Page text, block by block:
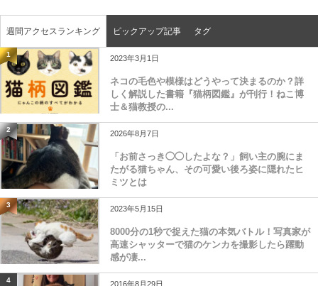
週間アクセスランキング ピックアップ記事 タグ
1 2023年3月1日
ネコの毛色や模様はどうやって決まるのか？詳
しく解説した書籍『猫柄図鑑』が刊行！ねこ博
士＆猫教授の...
2 2026年8月7日
「お前さっき◯◯したよな？」飼い主の腕にま
たがる猫ちゃん、その可愛い後ろ姿に隠れたヒ
ミツとは
3 2023年5月15日
8000分の1秒で捉えた猫の本気バトル！写真家が
高速シャッターで猫のケンカを撮影したら躍動
感が凄...
4 2016年8月29日